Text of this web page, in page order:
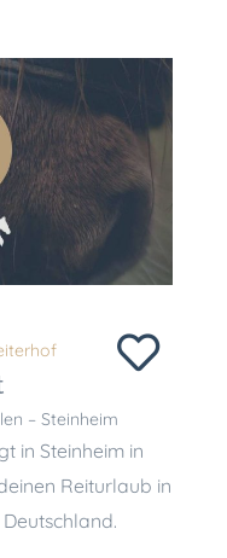
– Steinheim
in Steinheim in
Reiturlaub in